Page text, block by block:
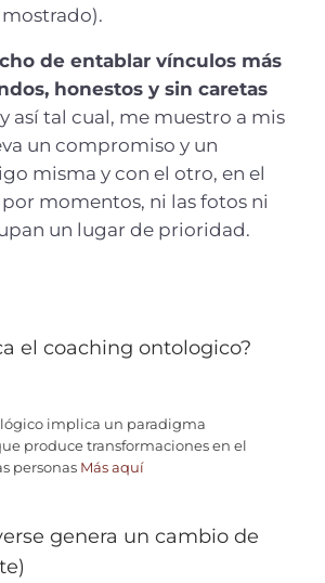
de entablar vínculos más
honestos y sin caretas
así tal cual, me muestro a mis
un compromiso y un
misma y con el otro, en el
momentos, ni las fotos ni
un lugar de prioridad.
el coaching ontologico?
implica un paradigma
produce transformaciones en el
personas Más aquí
genera un cambio de